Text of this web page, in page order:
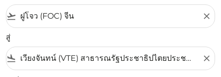
flight_takeoff close
สู่
flight_land close